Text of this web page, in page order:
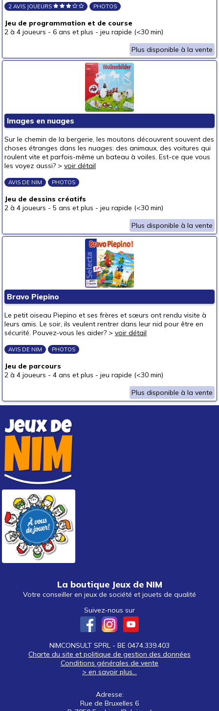
2 AVIS JOUEURS PHOTOS
Jeu de programmation et de course
2 à 4 joueurs - 6 ans et plus - jeu rapide (<30 min)
Plus disponible à la vente
Images en nuages
Sur le chemin de la bergerie, les moutons découvrent souvent des
choses étranges dans les nuages: des animaux, des voitures qui
roulent vite et parfois-même un bateau à voiles. Est-ce que vous
les voyez aussi? > voir détail
AVIS DE NIM PHOTOS
Jeu de dessins créatifs
2 à 4 joueurs - 5 ans et plus - jeu rapide (<30 min)
Plus disponible à la vente
Bravo Piepino
Le petit oiseau Piepino et ses frères et sœurs ont rendu visite à
leurs amis. Le soir, ils veulent rentrer dans leur nid pour être en
sécurité. Pouvez-vous les aider? > voir détail
AVIS DE NIM PHOTOS
Jeu de parcours
2 à 4 joueurs - 4 ans et plus - jeu rapide (<30 min)
Plus disponible à la vente
La boutique Jeux de NIM
Votre conseiller en jeux de société et jouets de qualité
Suivez-nous sur
NIMCONSULT SPRL - BE 0474.339.403
Charte du site et politique de gestion des données
Conditions générales de vente
> en savoir plus...
Adresse:
Rue de Bruxelles 6